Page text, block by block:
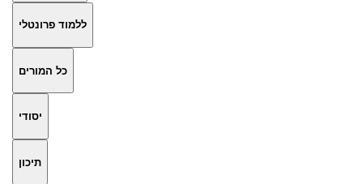
ללמוד פרונטלי
כל המורים
יסודי
תיכון